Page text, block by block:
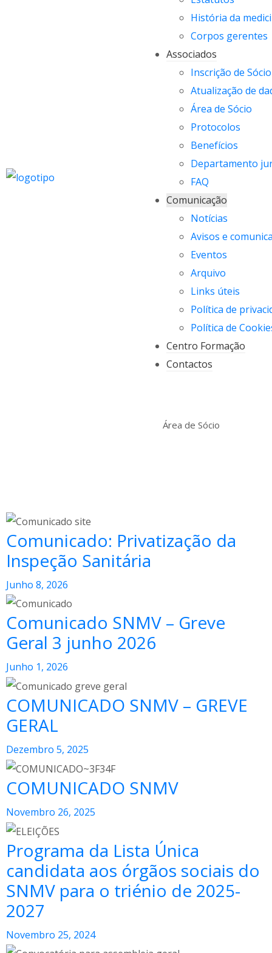
História da
Corpos gerentes
Associados
Inscrição de Sócio
Atualização de
Área de Sócio
Protocolos
Benefícios
Departamento
FAQ
Comunicação
Notícias
Avisos e
Eventos
Arquivo
Links úteis
Política de
Política de
Centro Formação
Contactos
Área de Sócio
Comunicado: Privatização da
Inspeção Sanitária
Junho 8, 2026
Comunicado SNMV – Greve
Geral 3 junho 2026
Junho 1, 2026
COMUNICADO SNMV – GREVE
GERAL
Dezembro 5, 2025
COMUNICADO SNMV
Novembro 26, 2025
Programa da Lista Única
candidata aos órgãos sociais do
SNMV para o triénio de 2025-
2027
Novembro 25, 2024